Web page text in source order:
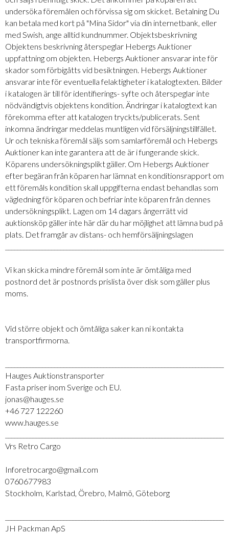
undersöka föremålen och förvissa sig om skicket. Betalning Du
kan betala med kort på "Mina Sidor" via din internetbank, eller
med Swish, ange alltid kundnummer. Objektsbeskrivning
Objektens beskrivning återspeglar Hebergs Auktioner
uppfattning om objekten. Hebergs Auktioner ansvarar inte för
skador som förbigåtts vid besiktningen. Hebergs Auktioner
ansvarar inte för eventuella felaktigheter i katalogtexten. Bilder
i katalogen är till för identifierings- syfte och återspeglar inte
nödvändigtvis objektens kondition. Ändringar i katalogtext kan
förekomma efter att katalogen tryckts/publicerats. Sent
inkomna ändringar meddelas muntligen vid försäljningstillfället.
Ur och tekniska föremål säljs som samlarföremål och Hebergs
Auktioner kan inte garantera att de är i fungerande skick.
Köparens undersökningsplikt gäller. Om Hebergs Auktioner
efter begäran från köparen har lämnat en konditionsrapport om
ett föremåls kondition skall uppgifterna endast behandlas som
vägledning för köparen och befriar inte köparen från dennes
undersökningsplikt. Lagen om 14 dagars ångerrätt vid
auktionsköp gäller inte här där du har möjlighet att lämna bud på
plats. Det framgår av distans- och hemförsäljningslagen
Vi kan skicka mindre föremål som inte är ömtåliga med
postnord det är postnords prislista över disk som gäller plus
moms.
Vid större objekt och ömtåliga saker kan ni kontakta
transportfirmorna.
Hauges Auktionstransporter
Fasta priser inom Sverige och EU.
jonas@hauges.se
+46 727 122260
www.hauges.se
Vrs Retro Cargo
Inforetrocargo@gmail.com
0760677983
Stockholm, Karlstad, Örebro, Malmö, Göteborg
JH Packman ApS